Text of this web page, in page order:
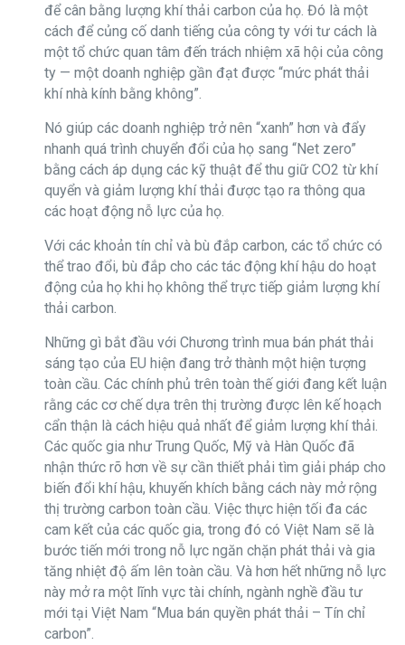
để cân bằng lượng khí thải carbon của họ. Đó là một
cách để củng cố danh tiếng của công ty với tư cách là
một tổ chức quan tâm đến trách nhiệm xã hội của công
ty — một doanh nghiệp gần đạt được “mức phát thải
khí nhà kính bằng không”.
Nó giúp các doanh nghiệp trở nên “xanh” hơn và đẩy
nhanh quá trình chuyển đổi của họ sang “Net zero”
bằng cách áp dụng các kỹ thuật để thu giữ CO2 từ khí
quyển và giảm lượng khí thải được tạo ra thông qua
các hoạt động nỗ lực của họ.
Với các khoản tín chỉ và bù đắp carbon, các tổ chức có
thể trao đổi, bù đắp cho các tác động khí hậu do hoạt
động của họ khi họ không thể trực tiếp giảm lượng khí
thải carbon.
Những gì bắt đầu với Chương trình mua bán phát thải
sáng tạo của EU hiện đang trở thành một hiện tượng
toàn cầu. Các chính phủ trên toàn thế giới đang kết luận
rằng các cơ chế dựa trên thị trường được lên kế hoạch
cẩn thận là cách hiệu quả nhất để giảm lượng khí thải.
Các quốc gia như Trung Quốc, Mỹ và Hàn Quốc đã
nhận thức rõ hơn về sự cần thiết phải tìm giải pháp cho
biến đổi khí hậu, khuyến khích bằng cách này mở rộng
thị trường carbon toàn cầu. Việc thực hiện tối đa các
cam kết của các quốc gia, trong đó có Việt Nam sẽ là
bước tiến mới trong nỗ lực ngăn chặn phát thải và gia
tăng nhiệt độ ấm lên toàn cầu. Và hơn hết những nỗ lực
này mở ra một lĩnh vực tài chính, ngành nghề đầu tư
mới tại Việt Nam “Mua bán quyền phát thải – Tín chỉ
carbon”.